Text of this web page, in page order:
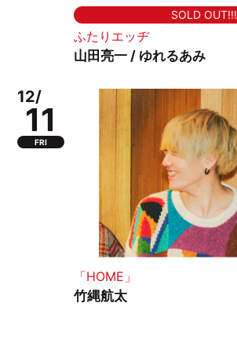
SOLD OUT!!!
ふたりエッヂ
山田亮一 / ゆれるあみ
12/
11
FRI
「HOME」
竹縄航太